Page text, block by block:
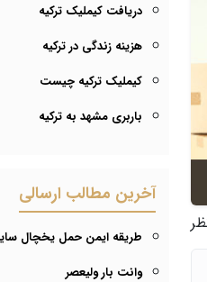
دریافت کیملیک ترکیه
هزینه زندگی در ترکیه
کیملیک ترکیه چیست
باربری مشهد به ترکیه
آخرین مطالب ارسالی
طریقه ایمن حمل یخچال
وانت بار ولیعصر